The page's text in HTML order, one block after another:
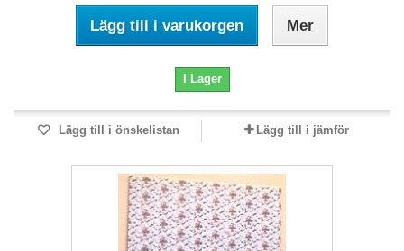
Lägg till i varukorgen Mer
I Lager
Lägg till i önskelistan Lägg till i jämför